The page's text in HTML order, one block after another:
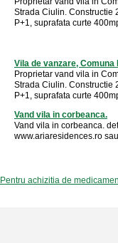
Strada Ciulin. Constructie
P+1, suprafata curte
Vila de vanzare,
Proprietar vand vila in
Strada Ciulin. Constructie
P+1, suprafata curte
Vand vila in corbeanca.
Vand vila in corbeanca.
www.ariaresidences.ro
Pentru achizitia de